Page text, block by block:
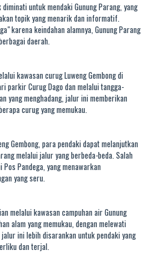
untuk mendaki Gunung Parang, yang
topik yang menarik dan informatif.
karena keindahan alamnya, Gunung Parang
daerah.
kawasan curug Luweng Gembong di
parkir Curug Dago dan melalui tangga-
yang menghadang, jalur ini memberikan
curug yang memukau.
Gembong, para pendaki dapat melanjutkan
melalui jalur yang berbeda-beda. Salah
Pandega, yang menawarkan
yang seru.
melalui kawasan campuhan air Gunung
alam yang memukau, dengan melewati
ini lebih disarankan untuk pendaki yang
dan terjal.